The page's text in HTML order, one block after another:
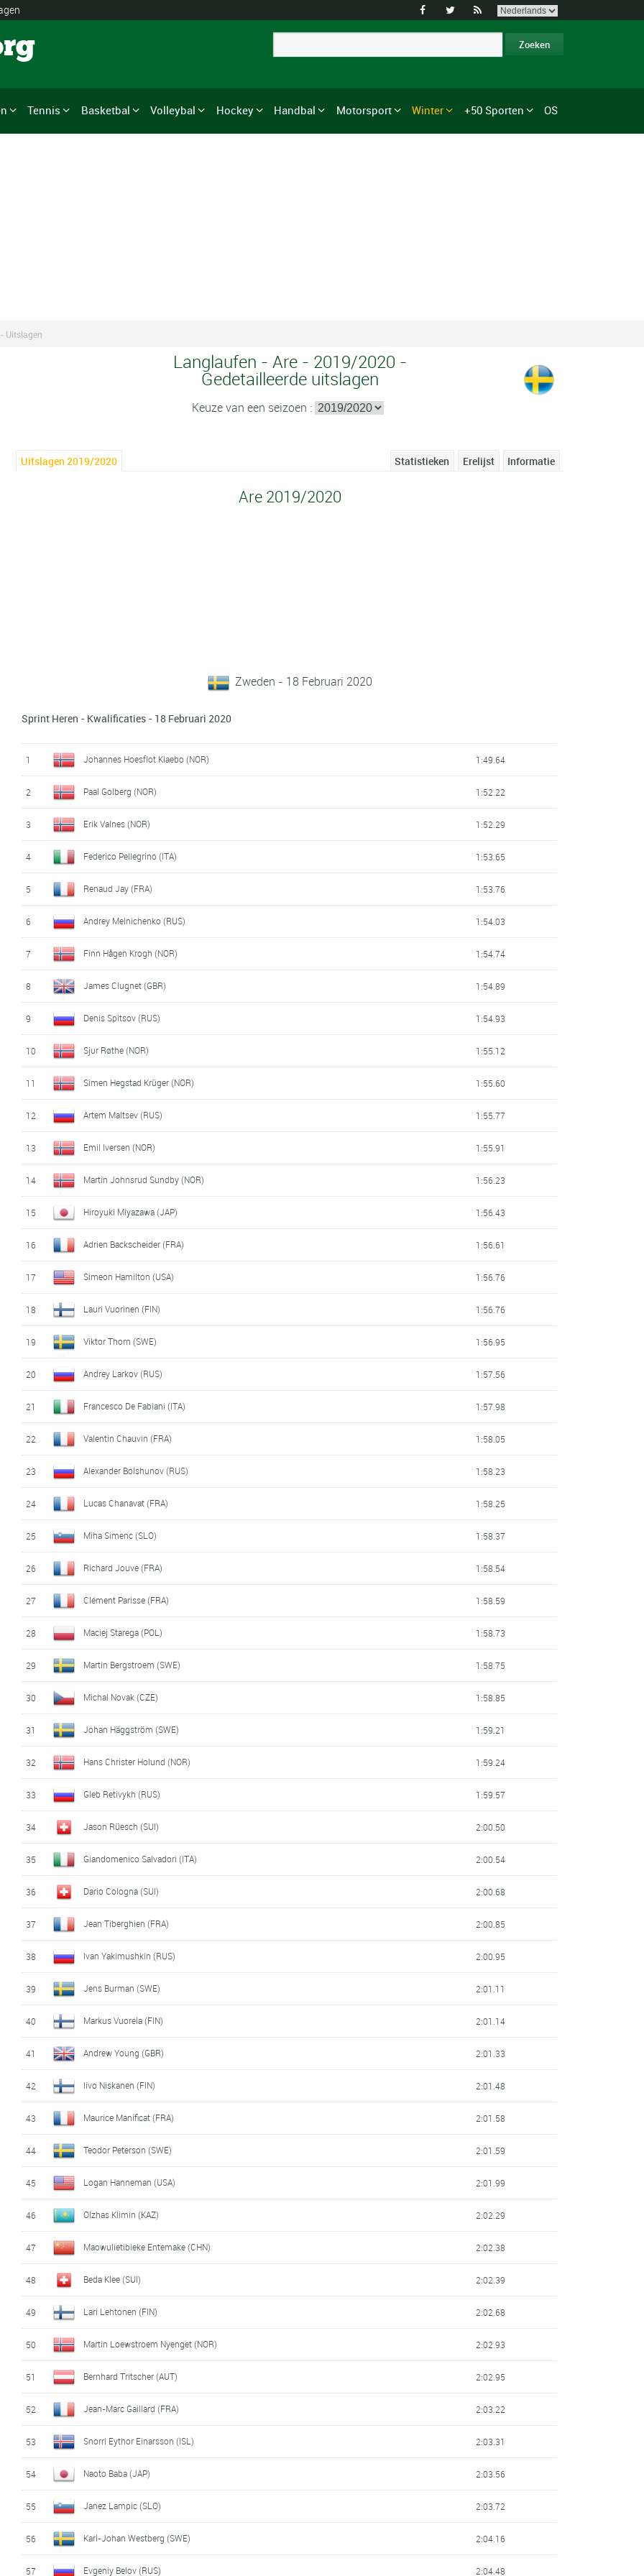
  
Tennis Basketbal Volleybal Hockey Handbal Motorsport Winter +50 Sporten OS
Uitslagen
Langlaufen - Are - 2019/2020 -
Gedetailleerde uitslagen
Keuze van een seizoen :
Uitslagen 2019/2020 Informatie
Erelijst
Statistieken
Are 2019/2020
Zweden - 18 Februari 2020
Sprint Heren - Kwalificaties - 18 Februari 2020
1 Johannes Hoesflot Klaebo (NOR) 1:49.64
2 Paal Golberg (NOR) 1:52.22
3 Erik Valnes (NOR) 1:52.29
4 Federico Pellegrino (ITA) 1:53.65
5 Renaud Jay (FRA) 1:53.76
6 Andrey Melnichenko (RUS) 1:54.03
7 Finn Hågen Krogh (NOR) 1:54.74
8 James Clugnet (GBR) 1:54.89
9 Denis Spitsov (RUS) 1:54.93
10 Sjur Røthe (NOR) 1:55.12
11 Simen Hegstad Krüger (NOR) 1:55.60
12 Artem Maltsev (RUS) 1:55.77
13 Emil Iversen (NOR) 1:55.91
14 Martin Johnsrud Sundby (NOR) 1:56.23
15 Hiroyuki Miyazawa (JAP) 1:56.43
16 Adrien Backscheider (FRA) 1:56.61
17 Simeon Hamilton (USA) 1:56.76
18 Lauri Vuorinen (FIN) 1:56.76
19 Viktor Thorn (SWE) 1:56.95
20 Andrey Larkov (RUS) 1:57.56
21 Francesco De Fabiani (ITA) 1:57.98
22 Valentin Chauvin (FRA) 1:58.05
23 Alexander Bolshunov (RUS) 1:58.23
24 Lucas Chanavat (FRA) 1:58.25
25 Miha Simenc (SLO) 1:58.37
26 Richard Jouve (FRA) 1:58.54
27 Clément Parisse (FRA) 1:58.59
28 Maciej Starega (POL) 1:58.73
29 Martin Bergstroem (SWE) 1:58.75
30 Michal Novak (CZE) 1:58.85
31 Johan Häggström (SWE) 1:59.21
32 Hans Christer Holund (NOR) 1:59.24
33 Gleb Retivykh (RUS) 1:59.57
34 Jason Rüesch (SUI) 2:00.50
35 Giandomenico Salvadori (ITA) 2:00.54
36 Dario Cologna (SUI) 2:00.68
37 Jean Tiberghien (FRA) 2:00.85
38 Ivan Yakimushkin (RUS) 2:00.95
39 Jens Burman (SWE) 2:01.11
40 Markus Vuorela (FIN) 2:01.14
41 Andrew Young (GBR) 2:01.33
42 Iivo Niskanen (FIN) 2:01.48
43 Maurice Manificat (FRA) 2:01.58
44 Teodor Peterson (SWE) 2:01.59
45 Logan Hanneman (USA) 2:01.99
46 Olzhas Klimin (KAZ) 2:02.29
47 Maowulietibieke Entemake (CHN) 2:02.38
48 Beda Klee (SUI) 2:02.39
49 Lari Lehtonen (FIN) 2:02.68
50 Martin Loewstroem Nyenget (NOR) 2:02.93
51 Bernhard Tritscher (AUT) 2:02.95
52 Jean-Marc Gaillard (FRA) 2:03.22
53 Snorri Eythor Einarsson (ISL) 2:03.31
54 Naoto Baba (JAP) 2:03.56
55 Janez Lampic (SLO) 2:03.72
56 Karl-Johan Westberg (SWE) 2:04.16
57 Evgeniy Belov (RUS) 2:04.48